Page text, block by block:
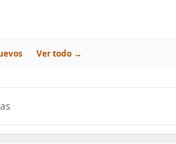
Ver todo →